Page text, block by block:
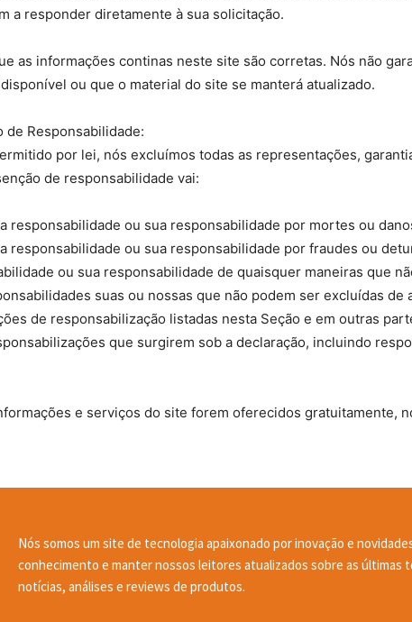
a responder diretamente à sua solicitação.
as informações continas neste site são corretas. Nós não
ou que o material do site se manterá atualizado.
de Responsabilidade:
por lei, nós excluímos todas as representações,
de responsabilidade vai:
responsabilidade ou sua responsabilidade por mortes ou
responsabilidade ou sua responsabilidade por fraudes ou
ou sua responsabilidade de quaisquer maneiras que
suas ou nossas que não podem ser excluídas de
de responsabilização listadas nesta Seção e em outras
que surgirem sob a declaração, incluindo
e serviços do site forem oferecidos gratuitamente,
Nós somos um site de tecnologia apaixonado por inovação e
conhecimento e manter nossos leitores atualizados sobre as últimas
notícias, análises e reviews de produtos.